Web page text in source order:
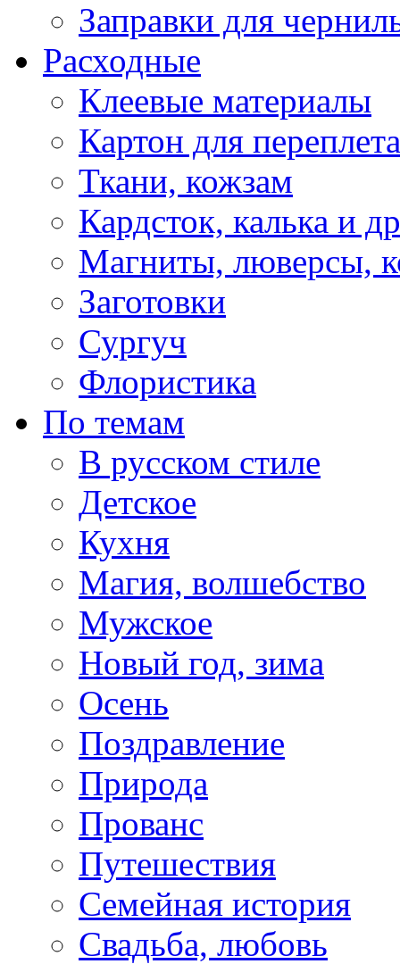
Заправки для
Расходные
Клеевые материалы
Картон для переплета
Ткани, кожзам
Кардсток, калька и
Магниты, люверсы,
Заготовки
Сургуч
Флористика
По темам
В русском стиле
Детское
Кухня
Магия, волшебство
Мужское
Новый год, зима
Осень
Поздравление
Природа
Прованс
Путешествия
Семейная история
Свадьба, любовь